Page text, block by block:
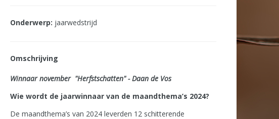
Onderwerp: jaarwedstrijd
Omschrijving
Winnaar november "Herfstschatten" - Daan de Vos
Wie wordt de jaarwinnaar van de maandthema’s 2024?
De maandthema’s van 2024 leverden 12 schitterende